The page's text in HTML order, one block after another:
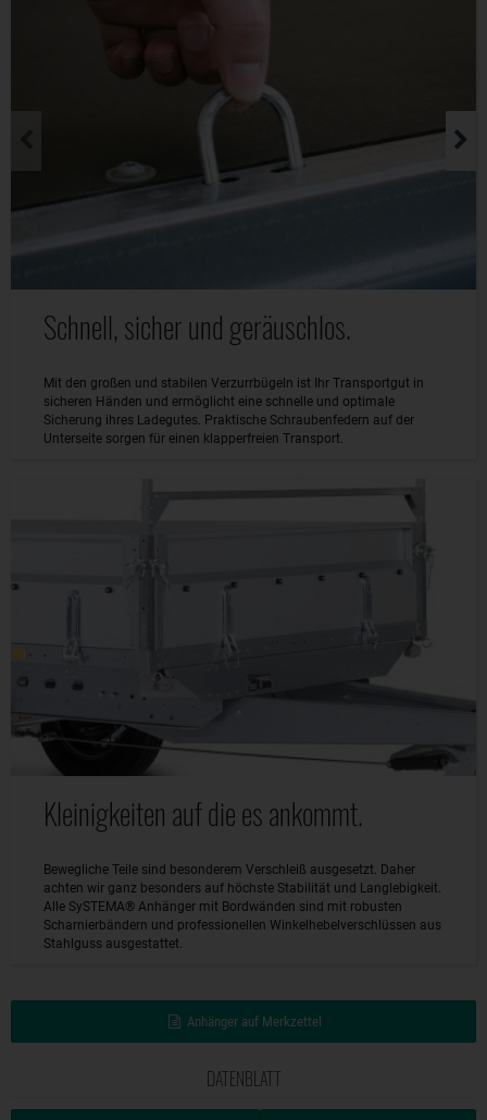
Schnell, sicher und geräuschlos.
Mit den großen und stabilen Verzurrbügeln ist Ihr Transportgut in
sicheren Händen und ermöglicht eine schnelle und optimale
Sicherung ihres Ladegutes. Praktische Schraubenfedern auf der
Unterseite sorgen für einen klapperfreien Transport.
Kleinigkeiten auf die es ankommt.
Bewegliche Teile sind besonderem Verschleiß ausgesetzt. Daher
achten wir ganz besonders auf höchste Stabilität und Langlebigkeit.
Alle SySTEMA® Anhänger mit Bordwänden sind mit robusten
Scharnierbändern und professionellen Winkelhebelverschlüssen aus
Stahlguss ausgestattet.
Anhänger auf Merkzettel
DATENBLATT